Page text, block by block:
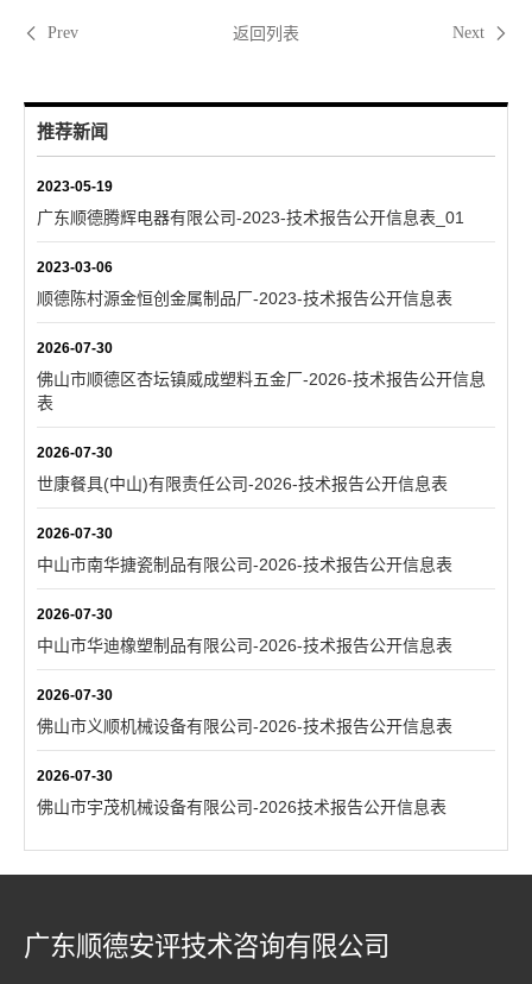
Prev 返回列表 Next
推荐新闻
2023-05-19
广东顺德腾辉电器有限公司-2023-技术报告公开信息表_01
2023-03-06
顺德陈村源金恒创金属制品厂-2023-技术报告公开信息表
2026-07-30
佛山市顺德区杏坛镇威成塑料五金厂-2026-技术报告公开信息
表
2026-07-30
世康餐具(中山)有限责任公司-2026-技术报告公开信息表
2026-07-30
中山市南华搪瓷制品有限公司-2026-技术报告公开信息表
2026-07-30
中山市华迪橡塑制品有限公司-2026-技术报告公开信息表
2026-07-30
佛山市义顺机械设备有限公司-2026-技术报告公开信息表
2026-07-30
佛山市宇茂机械设备有限公司-2026技术报告公开信息表
广东顺德安评技术咨询有限公司